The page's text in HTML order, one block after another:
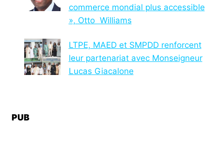
commerce mondial plus accessible
», Otto Williams
LTPE, MAED et SMPDD renforcent
leur partenariat avec Monseigneur
Lucas Giacalone
PUB